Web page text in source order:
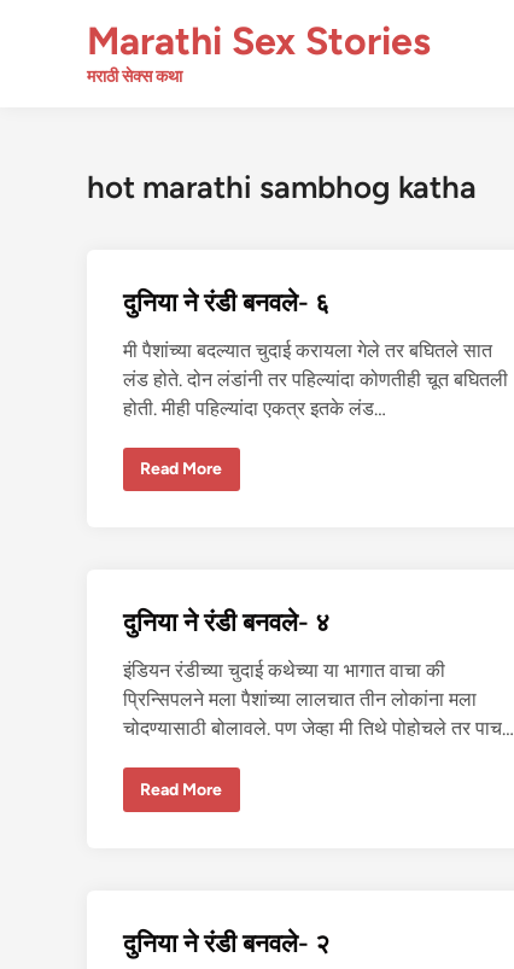
Marathi Sex Stories
मराठी सेक्स कथा
hot marathi sambhog katha
दुनिया ने रंडी बनवले- ६
मी पैशांच्या बदल्यात चुदाई करायला गेले तर बघितले सात
लंड होते. दोन लंडांनी तर पहिल्यांदा कोणतीही चूत बघितली
होती. मीही पहिल्यांदा एकत्र इतके लंड…
दु
व
ले
-
Read More
दुनिया ने रंडी बनवले- ४
इंडियन रंडीच्या चुदाई कथेच्या या भागात वाचा की
प्रिन्सिपलने मला पैशांच्या लालचात तीन लोकांना मला
चोदण्यासाठी बोलावले. पण जेव्हा मी तिथे पोहोचले तर पाच…
दु
व
ले
-
Read More
दुनिया ने रंडी बनवले- २